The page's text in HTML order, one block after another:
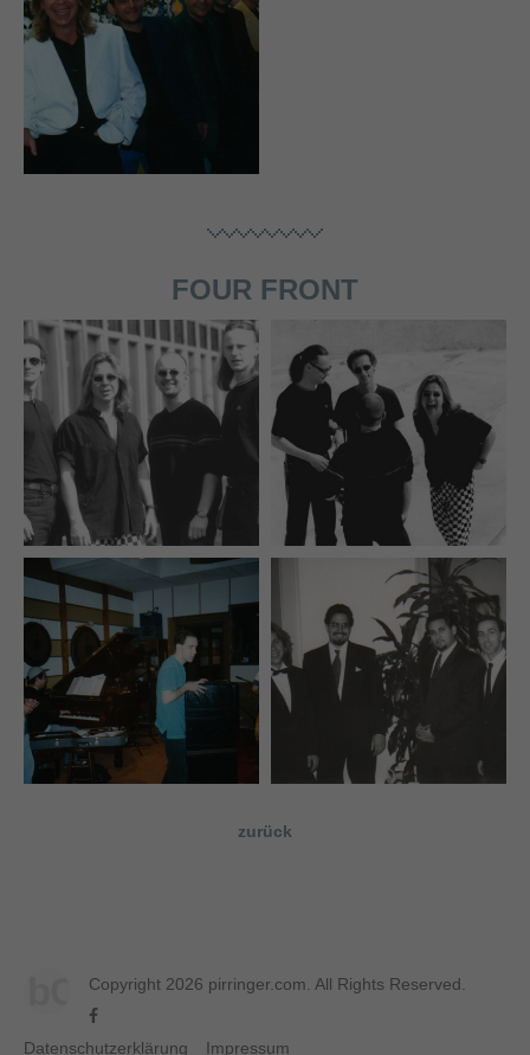
FOUR FRONT
zurück
Copyright 2026 pirringer.com. All Rights Reserved.
Datenschutzerklärung Impressum